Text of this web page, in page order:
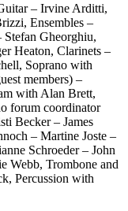
– Irvine Arditti,
Ensembles –
Stefan Gheorghiu,
Heaton, Clarinets –
Soprano with
members) –
with Alan Brett,
forum coordinator
Becker – James
– Martine Joste –
Schroeder – John
Webb, Trombone and
Percussion with